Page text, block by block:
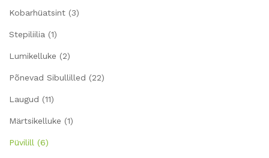
Kobarhüatsint (3)
Stepiliilia (1)
Lumikelluke (2)
Põnevad Sibullilled (22)
Laugud (11)
Märtsikelluke (1)
Püvilill (6)